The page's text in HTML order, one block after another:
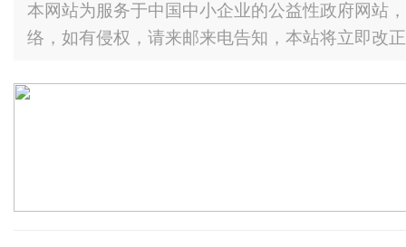
本网站为服务于中国中小企业的公益性政府网站
络，如有侵权，请来邮来电告知，本站将立即改